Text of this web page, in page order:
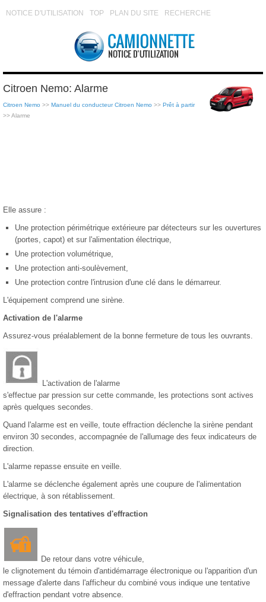
NOTICE D'UTILISATION TOP PLAN DU SITE RECHERCHE
Citroen Nemo: Alarme
Citroen Nemo >> Manuel du conducteur Citroen Nemo >> Prêt à partir
>> Alarme
Elle assure :
Une protection périmétrique extérieure par détecteurs sur les ouvertures
(portes, capot) et sur l'alimentation électrique,
Une protection volumétrique,
Une protection anti-soulèvement,
Une protection contre l'intrusion d'une clé dans le démarreur.
L'équipement comprend une sirène.
Activation de l'alarme
Assurez-vous préalablement de la bonne fermeture de tous les ouvrants.
L'activation de l'alarme
s'effectue par pression sur cette commande, les protections sont actives
après quelques secondes.
Quand l'alarme est en veille, toute effraction déclenche la sirène pendant
environ 30 secondes, accompagnée de l'allumage des feux indicateurs de
direction.
L'alarme repasse ensuite en veille.
L'alarme se déclenche également après une coupure de l'alimentation
électrique, à son rétablissement.
Signalisation des tentatives d'effraction
De retour dans votre véhicule,
le clignotement du témoin d'antidémarrage électronique ou l'apparition d'un
message d'alerte dans l'afficheur du combiné vous indique une tentative
d'effraction pendant votre absence.